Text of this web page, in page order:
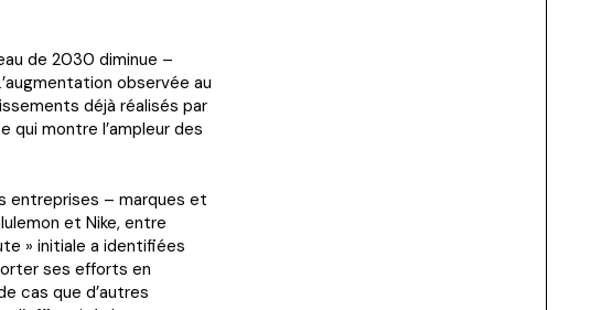
de 2030 diminue –
observée au
déjà réalisés par
qui montre l’ampleur des
entreprises – marques et
et Nike, entre
» initiale a identifiées
ses efforts en
cas que d’autres